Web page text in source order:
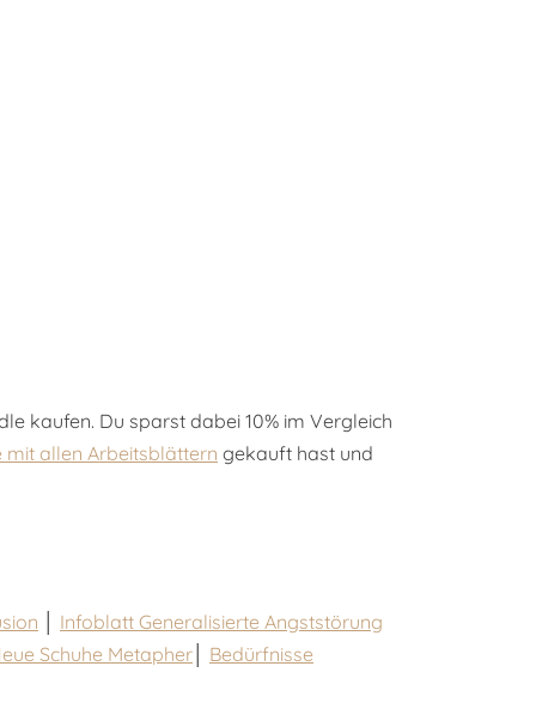
kaufen. Du sparst dabei 10% im Vergleich
mit allen Arbeitsblättern gekauft hast und
Infoblatt Generalisierte Angststörung
Schuhe Metapher
Bedürfnisse